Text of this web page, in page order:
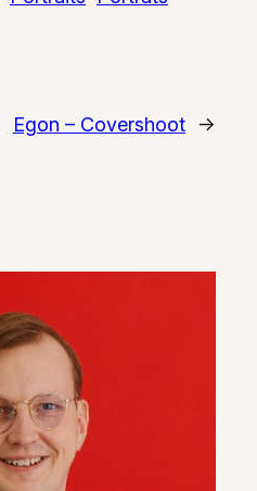
Egon – Covershoot →